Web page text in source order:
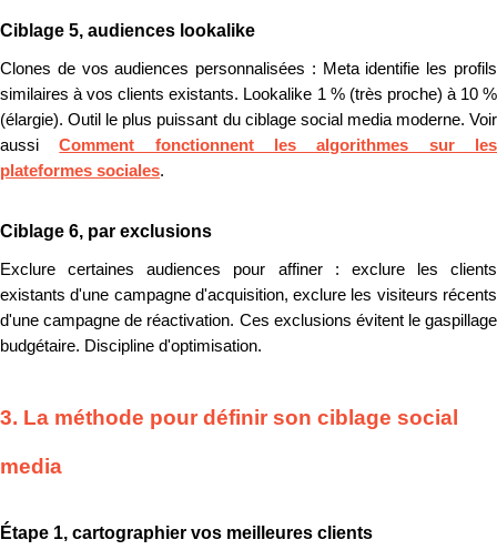
Ciblage 5, audiences lookalike
Clones de vos audiences personnalisées : Meta identifie les profils
similaires à vos clients existants. Lookalike 1 % (très proche) à 10 %
(élargie). Outil le plus puissant du ciblage social media moderne. Voir
aussiComment fonctionnent les algorithmes sur les
plateformes sociales.
Ciblage 6, par exclusions
Exclure certaines audiences pour affiner : exclure les clients
existants d'une campagne d'acquisition, exclure les visiteurs récents
d'une campagne de réactivation. Ces exclusions évitent le gaspillage
budgétaire. Discipline d'optimisation.
3. La méthode pour définir son ciblage social
media
Étape 1, cartographier vos meilleures clients